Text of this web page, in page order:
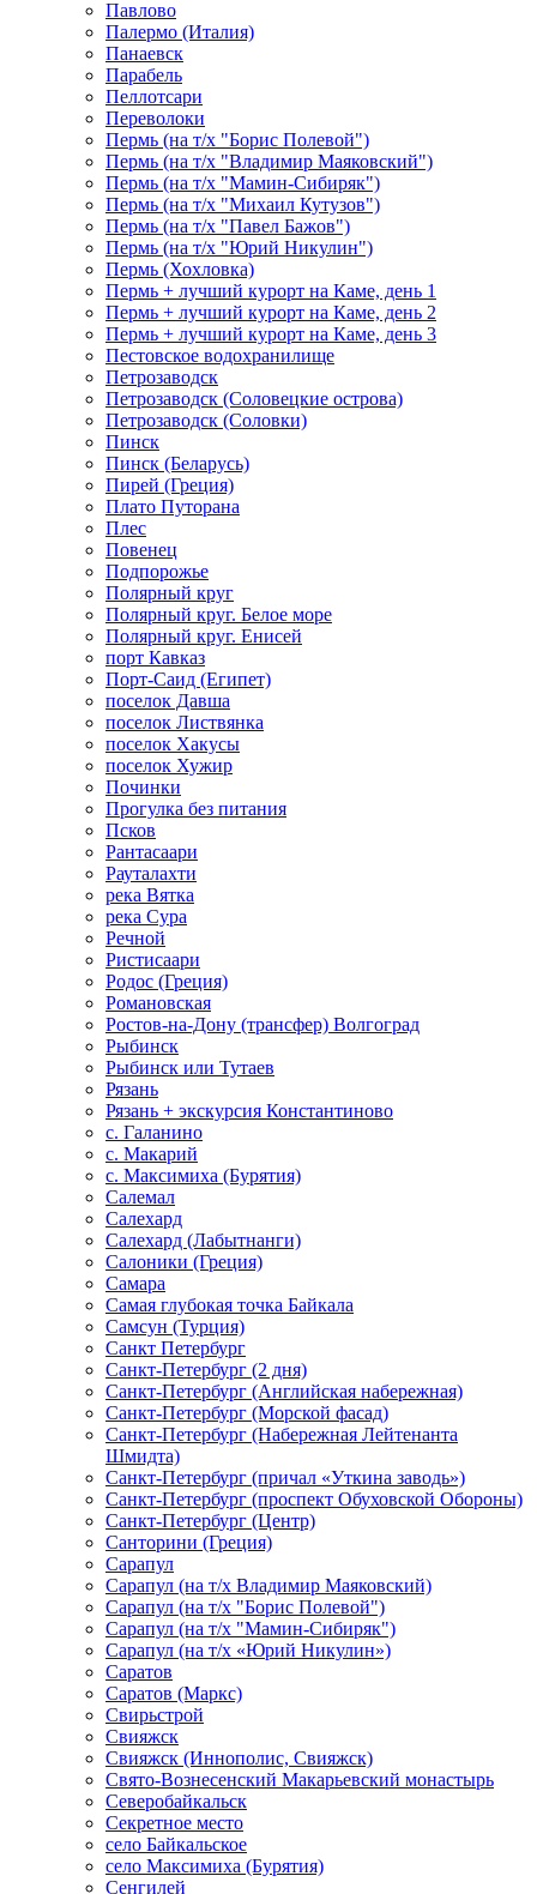
Павлово
Палермо (Италия)
Панаевск
Парабель
Пеллотсари
Переволоки
Пермь (на т/х "Борис Полевой")
Пермь (на т/х "Владимир Маяковский")
Пермь (на т/х "Мамин-Сибиряк")
Пермь (на т/х "Михаил Кутузов")
Пермь (на т/х "Павел Бажов")
Пермь (на т/х "Юрий Никулин")
Пермь (Хохловка)
Пермь + лучший курорт на Каме, день 1
Пермь + лучший курорт на Каме, день 2
Пермь + лучший курорт на Каме, день 3
Пестовское водохранилище
Петрозаводск
Петрозаводск (Соловецкие острова)
Петрозаводск (Соловки)
Пинск
Пинск (Беларусь)
Пирей (Греция)
Плато Путорана
Плес
Повенец
Подпорожье
Полярный круг
Полярный круг. Белое море
Полярный круг. Енисей
порт Кавказ
Порт-Саид (Египет)
поселок Давша
поселок Листвянка
поселок Хакусы
поселок Хужир
Починки
Прогулка без питания
Псков
Рантасаари
Рауталахти
река Вятка
река Сура
Речной
Ристисаари
Родос (Греция)
Романовская
Ростов-на-Дону (трансфер) Волгоград
Рыбинск
Рыбинск или Тутаев
Рязань
Рязань + экскурсия Константиново
с. Галанино
с. Макарий
с. Максимиха (Бурятия)
Салемал
Салехард
Салехард (Лабытнанги)
Салоники (Греция)
Самара
Самая глубокая точка Байкала
Самсун (Турция)
Санкт Петербург
Санкт-Петербург (2 дня)
Санкт-Петербург (Английская набережная)
Санкт-Петербург (Морской фасад)
Санкт-Петербург (Набережная Лейтенанта
Шмидта)
Санкт-Петербург (причал «Уткина заводь»)
Санкт-Петербург (проспект Обуховской Обороны)
Санкт-Петербург (Центр)
Санторини (Греция)
Сарапул
Сарапул (на т/х Владимир Маяковский)
Сарапул (на т/х "Борис Полевой")
Сарапул (на т/х "Мамин-Сибиряк")
Сарапул (на т/х «Юрий Никулин»)
Саратов
Саратов (Маркс)
Свирьстрой
Свияжск
Свияжск (Иннополис, Свияжск)
Свято-Вознесенский Макарьевский монастырь
Северобайкальск
Секретное место
село Байкальское
село Максимиха (Бурятия)
Сенгилей